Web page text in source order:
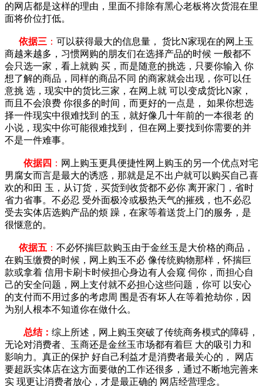
的网店都是这样的理由，里面不排除有黑心老板将次货混在里
面将价位打低。
依据三 ： 可以获得最大的信息量， 货比N家现在的网上玉
商越来越多，习惯网购的朋友们在选择产品的时候 一般都不
会只选一家，看上就购 买，而是随意的挑选，只要你输入 你
想了解的商品，同样的商品不同 的商家就会出现，你可以任
意挑 选，现实中的货比三家，在网上就 可以变成货比N家，
而且不会浪费 你很多的时间，而更好的一点是， 如果你想选
择一件现实中很难找到 的玉，就好像几十年前的一本很老 的
小说，现实中你可能很难找到， 但在网上要找到你需要的并
不是一件难事。
依据四 ： 网上购玉更具便捷性网上购玉的另一个优点对宅
男腐女而言是最大的诱惑，那就是足不出户就可以购买自己喜
欢的和田 玉，从订货，买货到收货都不必你 离开家门，省时
省力省事。不必忍 受外面极冷或极热天气的摧残，也不必忍
受去实体店选购产品的烦 躁，在家等着送货上门的服务，是
很惬意的。
依据五 ： 不必怀揣巨款购玉由于金丝玉是大价格的商品，
在购玉缴费的时候，网上购玉不必 像传统购物那样，怀揣巨
款或拿着 信用卡刷卡时候担心身边有人会窥 伺你，而担心自
己的安全问题，网上支付就不必担心这些问题，你可 以安心
的支付而不用过多的考虑周 围是否有坏人在等着抢劫你，因
为别人根本不知道你在做什么。
总结： 综上所述，网上购玉突破了传统商务模式的障碍，
无论对消费者、玉商还是金丝玉市场都有着巨 大的吸引力和
影响力。真正的保护 好自己利益才是消费者最关心的， 网店
要超跃实体店在这方面要做的工作还很多，通过不断地完善来
实 现更让消费者放心，才是最正确的 网店经营理念。